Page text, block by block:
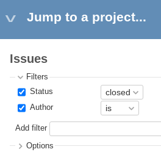
Jump to a project...
Issues
Filters
Status
Author
Add filter
Options